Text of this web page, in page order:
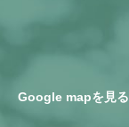
Google mapを見る